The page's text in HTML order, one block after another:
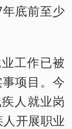
底前至少
工作已被
项目。今
人就业岗
开展职业